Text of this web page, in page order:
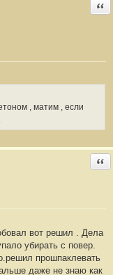
, матим , если
вот решил . Дела
убирать с повер.
прошпаклевать
даже не знаю как